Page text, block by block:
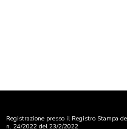
Registrazione presso il Registro Stampa
n. 24/2022 del 23/2/2022